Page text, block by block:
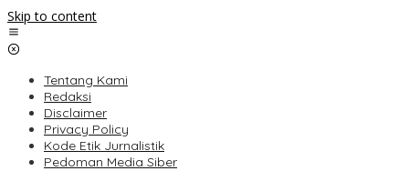
Skip to content
Tentang Kami
Redaksi
Disclaimer
Privacy Policy
Kode Etik Jurnalistik
Pedoman Media Siber